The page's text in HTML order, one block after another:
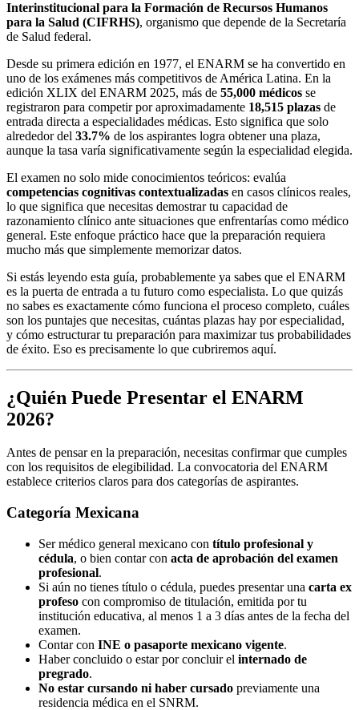
Interinstitucional para la Formación de Recursos Humanos
para la Salud (CIFRHS), organismo que depende de la Secretaría
de Salud federal.
Desde su primera edición en 1977, el ENARM se ha convertido en
uno de los exámenes más competitivos de América Latina. En la
edición XLIX del ENARM 2025, más de 55,000 médicos se
registraron para competir por aproximadamente 18,515 plazas de
entrada directa a especialidades médicas. Esto significa que solo
alrededor del 33.7% de los aspirantes logra obtener una plaza,
aunque la tasa varía significativamente según la especialidad elegida.
El examen no solo mide conocimientos teóricos: evalúa
competencias cognitivas contextualizadas en casos clínicos reales,
lo que significa que necesitas demostrar tu capacidad de
razonamiento clínico ante situaciones que enfrentarías como médico
general. Este enfoque práctico hace que la preparación requiera
mucho más que simplemente memorizar datos.
Si estás leyendo esta guía, probablemente ya sabes que el ENARM
es la puerta de entrada a tu futuro como especialista. Lo que quizás
no sabes es exactamente cómo funciona el proceso completo, cuáles
son los puntajes que necesitas, cuántas plazas hay por especialidad,
y cómo estructurar tu preparación para maximizar tus probabilidades
de éxito. Eso es precisamente lo que cubriremos aquí.
¿Quién Puede Presentar el ENARM
2026?
Antes de pensar en la preparación, necesitas confirmar que cumples
con los requisitos de elegibilidad. La convocatoria del ENARM
establece criterios claros para dos categorías de aspirantes.
Categoría Mexicana
Ser médico general mexicano con título profesional y
cédula, o bien contar con acta de aprobación del examen
profesional.
Si aún no tienes título o cédula, puedes presentar una carta ex
profeso con compromiso de titulación, emitida por tu
institución educativa, al menos 1 a 3 días antes de la fecha del
examen.
Contar con INE o pasaporte mexicano vigente.
Haber concluido o estar por concluir el internado de
pregrado.
No estar cursando ni haber cursado previamente una
residencia médica en el SNRM.